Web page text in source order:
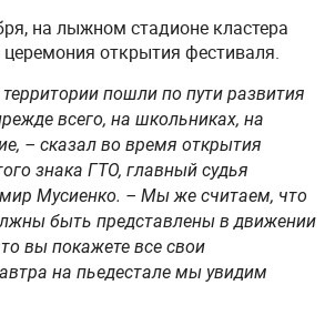
на лыжном стадионе кластера
открытия фестиваля.
пошли по пути развития
всего, на школьниках, на
– сказал во время открытия
знака ГТО, главный судья
Мусиенко. – Мы же считаем, что
быть представлены в движении
вы покажете все свои
на пьедестале мы увидим